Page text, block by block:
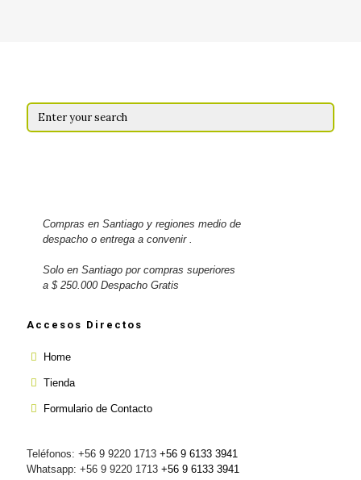
Compras en Santiago y regiones medio de
despacho o entrega a convenir .
Solo en Santiago por compras superiores
a $ 250.000 Despacho Gratis
Accesos Directos
Home
Tienda
Formulario de Contacto
Teléfonos: +56 9 9220 1713 +56 9 6133 3941
Whatsapp: +56 9 9220 1713 +56 9 6133 3941